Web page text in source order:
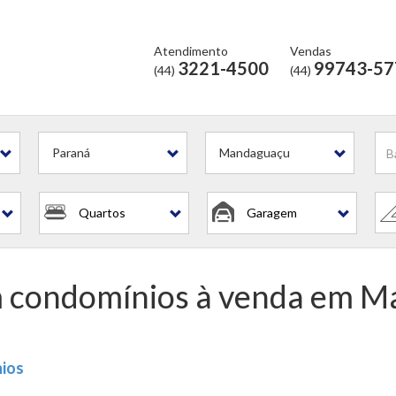
Atendimento
(44) 3221-4500
Vendas
(44) 99743-
Condomínios
Paraná Mandaguaçu
Quartos Garagem
à venda em